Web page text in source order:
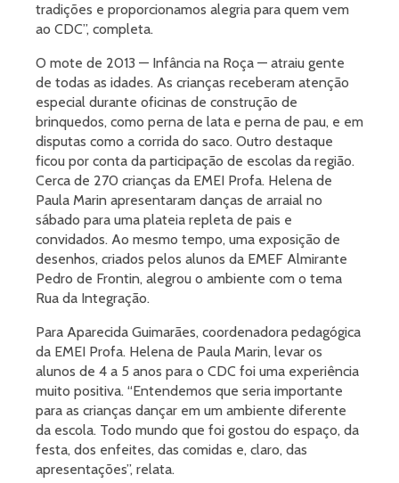
tradições e proporcionamos alegria para quem vem
ao CDC”, completa.
O mote de 2013 — Infância na Roça — atraiu gente
de todas as idades. As crianças receberam atenção
especial durante oficinas de construção de
brinquedos, como perna de lata e perna de pau, e em
disputas como a corrida do saco. Outro destaque
ficou por conta da participação de escolas da região.
Cerca de 270 crianças da EMEI Profa. Helena de
Paula Marin apresentaram danças de arraial no
sábado para uma plateia repleta de pais e
convidados. Ao mesmo tempo, uma exposição de
desenhos, criados pelos alunos da EMEF Almirante
Pedro de Frontin, alegrou o ambiente com o tema
Rua da Integração.
Para Aparecida Guimarães, coordenadora pedagógica
da EMEI Profa. Helena de Paula Marin, levar os
alunos de 4 a 5 anos para o CDC foi uma experiência
muito positiva. “Entendemos que seria importante
para as crianças dançar em um ambiente diferente
da escola. Todo mundo que foi gostou do espaço, da
festa, dos enfeites, das comidas e, claro, das
apresentações”, relata.